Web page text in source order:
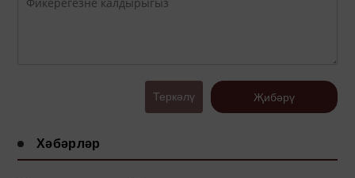
Теркәлү Җибәрү
Хәбәрләр